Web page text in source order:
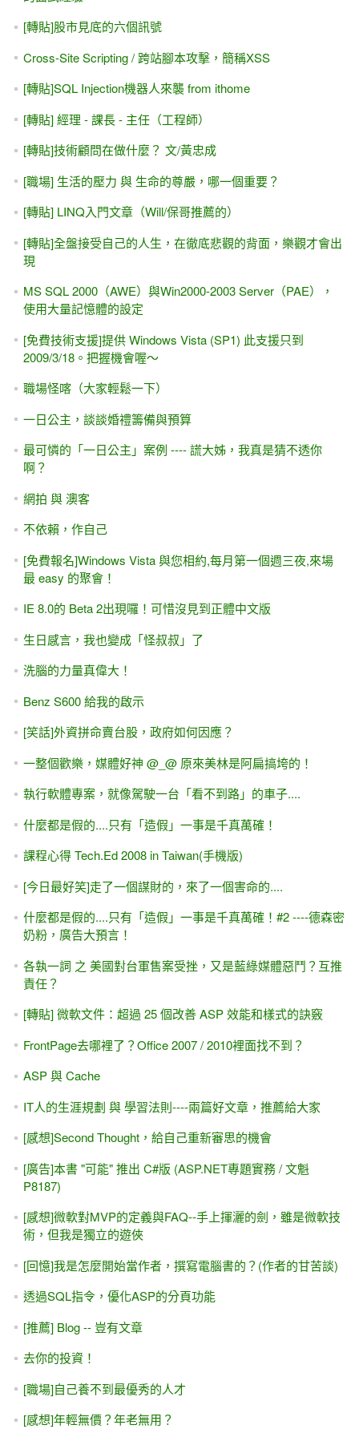
教程式設計啊！
[好文分享] 不想動手做的人，不要"妄想"學好程式
初學者FAQ - 哪些人不適合走這一行（寫程式、軟體開
發）？
[話術？騙局？] 保證就業 終身學習 終身觀看影片？
[台北市]確定開班，4/27週六... Allen Kuo的 ASP.NET<big>物
件導向班</big> (42 hr)
ASP.NET MVC與Web Form的使用時機？(我該選MVC架構、
或是一般ASP.NET的快速開發？)
[給初學者的話] 你在急什麼？ -- 從金城武的4G廣告談起 (世
界越快 心則慢)
[給初學者的話] 如何選電腦補習班?? #3....為什麼上課不送
書？.....書籍、文章是您評估老師的好方法
[感想][職場]加班，純屬長官的「觀感」問題
比「深入淺出」系列更淺的入門書 -- 啊哈C！蹲馬桶就能看
懂程式的邏輯訓練 (松崗出版)
風水輪流轉 之 台灣軟體代工
[IT邦幫忙]鐵人賽#8-- 國防役，我的第一份正式工作。 職場，
背水一戰，無路可退
我想寫程式#1 之 「先確立志向」
電腦補習班，不能說的秘密 -- (勞委會)"青年就業讚"計畫 未
與補習班合作
[新聞] 近10年來資訊科系畢業生少43%，但業界需求增加
執行個體
軟體人的心路歷程-- 洪任諭醫師(PCMan) 那些年，我們一起
無關！
[反向思考]程式的寫法
[給初學者的話] 學習沒有終點，但，隨時都是起點
程式設計師用哪些[字型]比較不會混淆？ -- 我偏愛 Verdana與
Tahoma
施文彬：「只出得起香蕉的公司，當然只請得到猴子」#2.....
人家不拿的「香蕉」，或許是年輕人最大的機會！
[轉貼]誰能領高薪？10大薪資成長快速的職務
[給初學者的話] 寫程式，不是英文翻譯 .....誰幫我翻譯這一段
程式？改成中文註解？
[IT邦幫忙]鐵人賽#19~24-- 回到業界做專案，B2Bi，
Rosettanet XML / 職場工作與面試經驗
這就是我們的學校教出來的 [程式設計] #2 -- 考卷答案公開
（僅供參考）
C#超入門 - 現學現賣，最實用的 C#入門教學
[職場]因為遲遲不能決定自己要什麼顏色，來不及綻放就枯萎
的小花
[職場] 新鮮人求職......先卡位，再說！（面試，務必要有作
品）
[新書上市 / 教科書] ASP.NET學習教材：使用C# (松崗出版)
如何用程式設計做到「主動關懷」員工？
[給初學者的話] 如何選電腦補習班？？ #1....我的回憶 （最昂
[職場]轉貼 -- AHMET ALP BALKAN : 我在微軟工作八個月學
到的事 （兼論：別把「公司」當成「學校」來看待）